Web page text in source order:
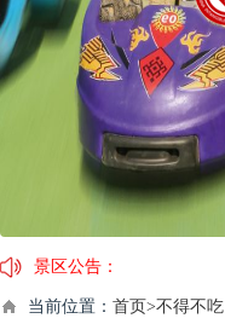
景区公告：
当前位置： 首页>不得不吃